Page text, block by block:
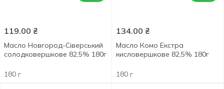
119.00 ₴
Масло Новгород-Сіверський
солодковершкове 82,5% 180г
180 г
134.00 ₴
Масло Комо Екстра
кисловершкове 82,5% 180г
180 г